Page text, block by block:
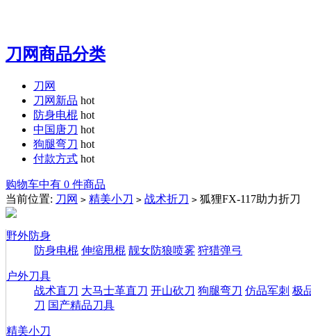
刀网商品分类
刀网
刀网新品 hot
防身电棍 hot
中国唐刀 hot
狗腿弯刀 hot
付款方式 hot
购物车中有 0 件商品
当前位置: 刀网 > 精美小刀 > 战术折刀 > 狐狸FX-117助力折刀
野外防身
防身电棍 伸缩甩棍 靓女防狼喷雾 狩猎弹弓
户外刀具
战术直刀 大马士革直刀 开山砍刀 狗腿弯刀 仿品军刺 极
刀 国产精品刀具
精美小刀